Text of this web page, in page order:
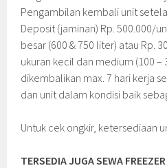
Pengambilan kembali unit
Deposit (jaminan) Rp. 500.000/
besar (600 & 750 liter) atau Rp.
ukuran kecil dan medium (100 –
dikembalikan max. 7 hari kerja
dan unit dalam kondisi baik
Untuk cek ongkir, ketersediaan
TERSEDIA JUGA SEWA